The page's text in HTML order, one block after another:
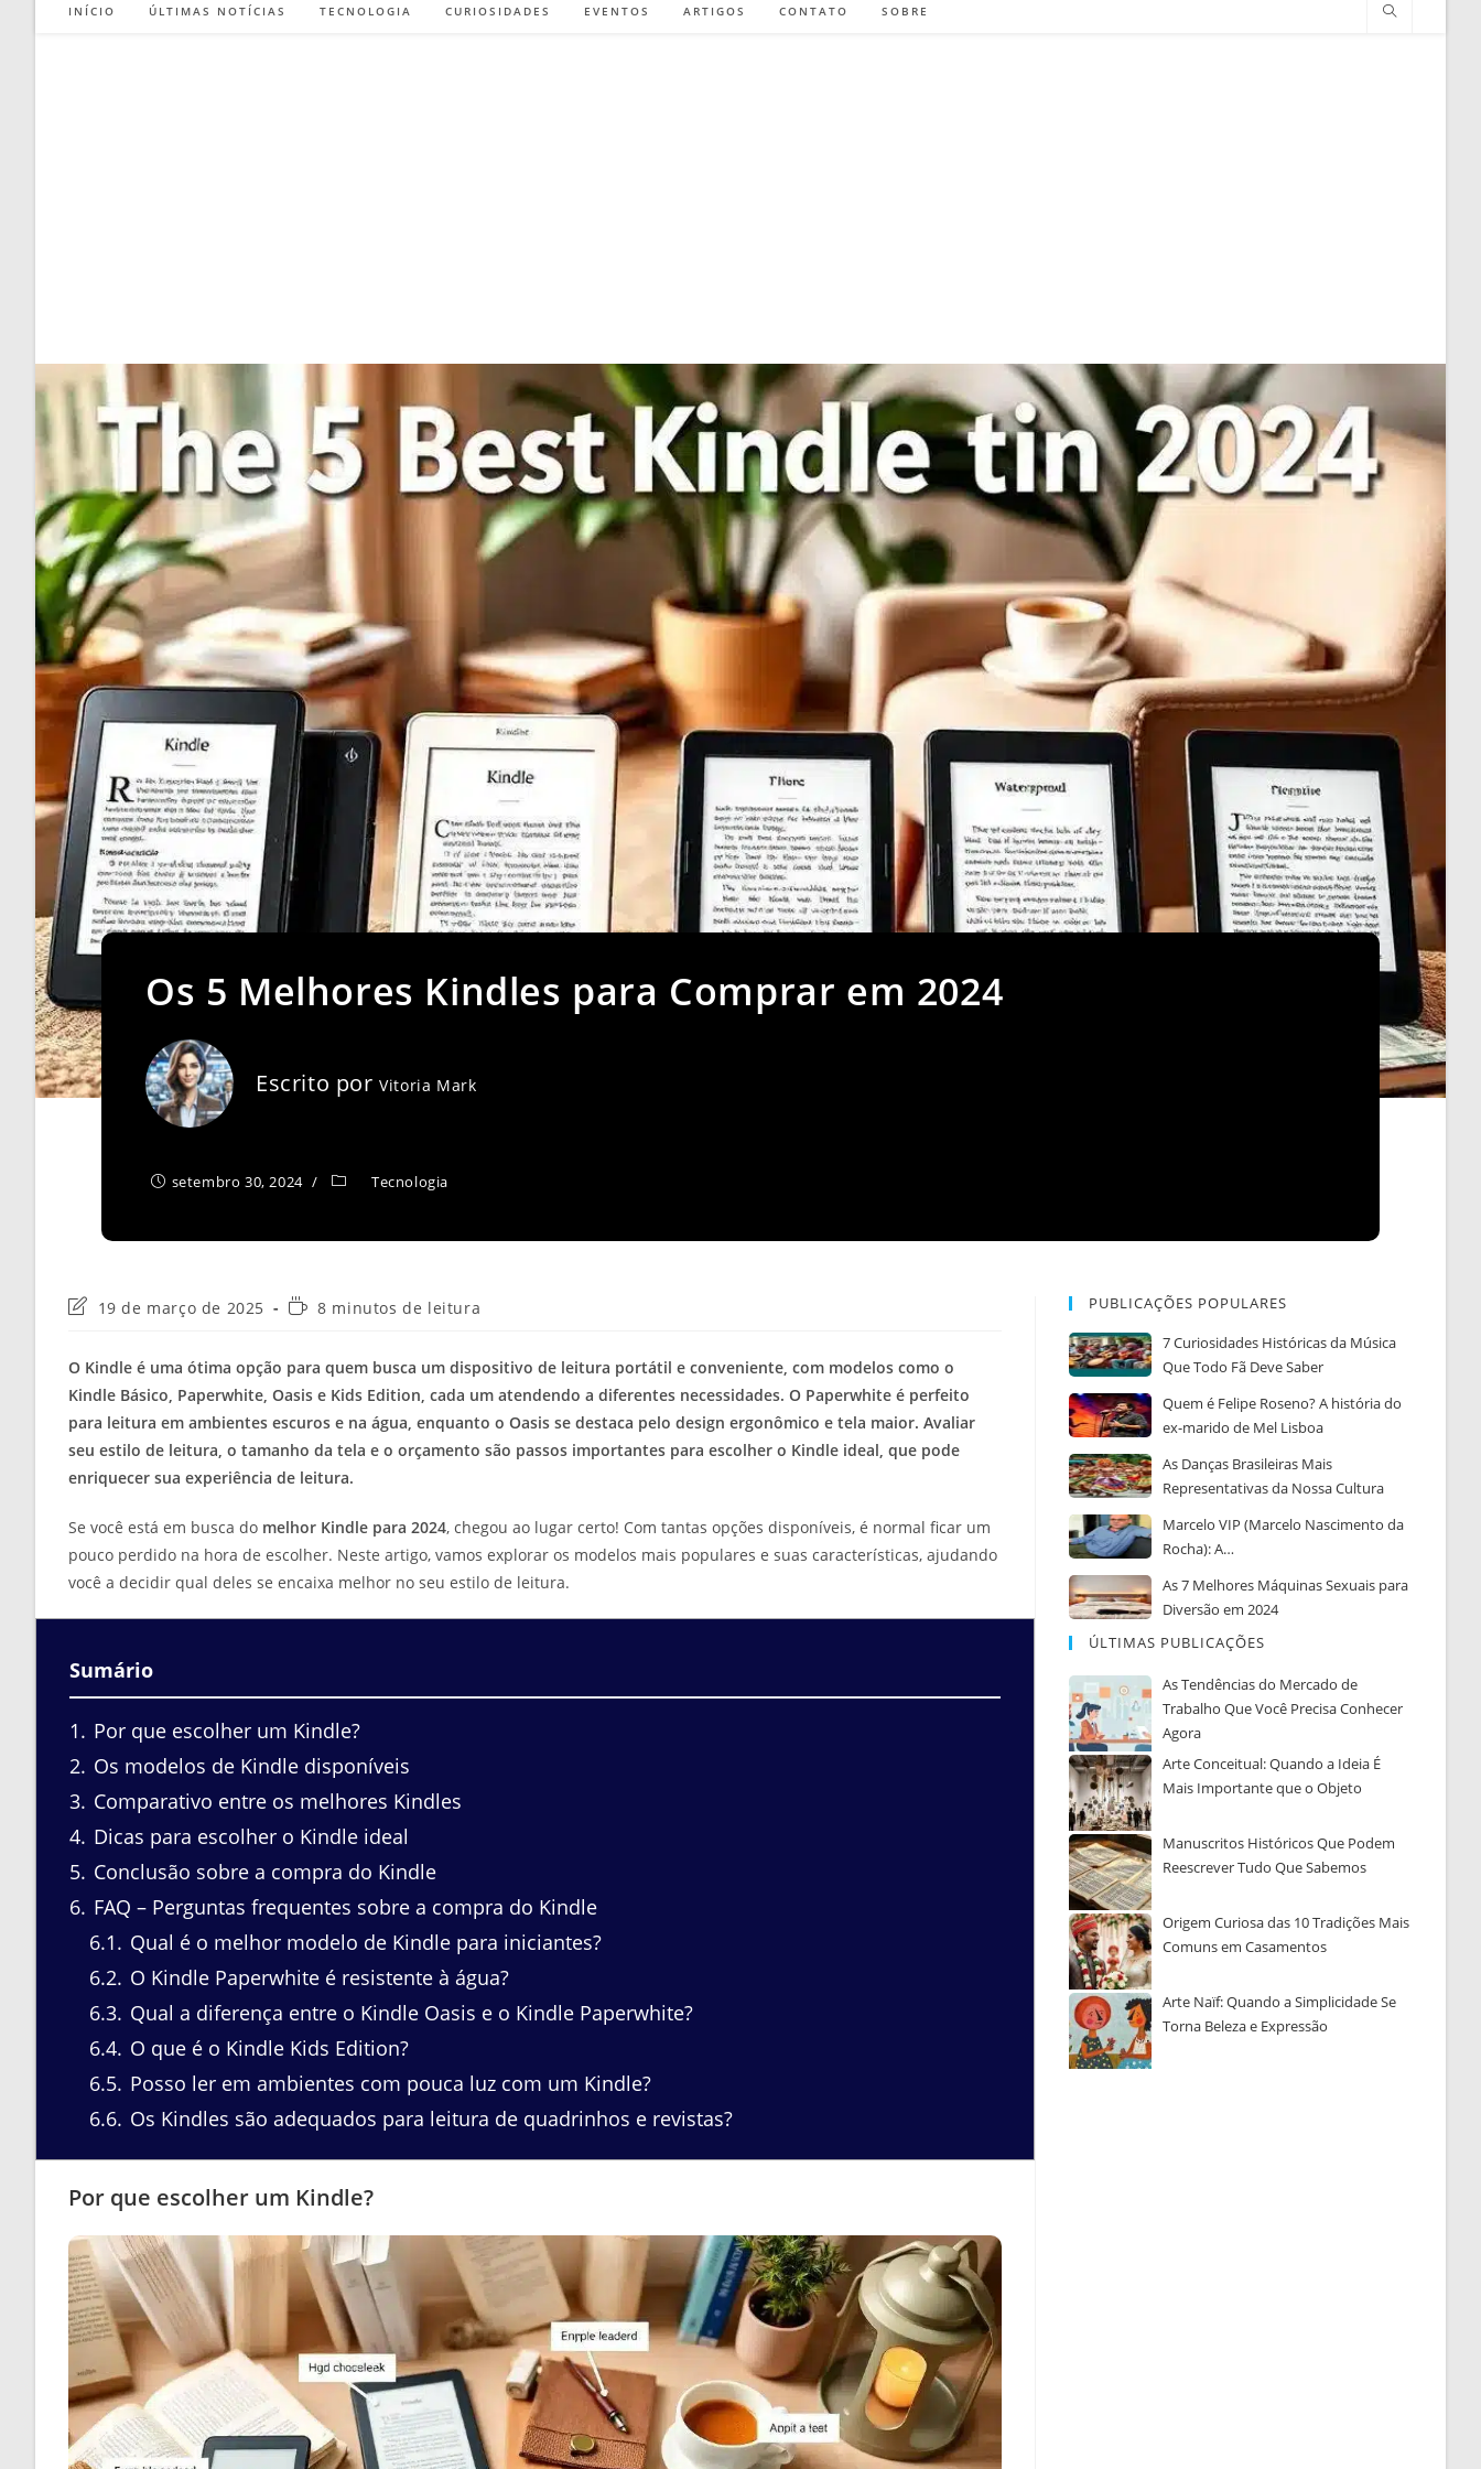
INÍCIO ÚLTIMAS NOTÍCIAS TECNOLOGIA CURIOSIDADES EVENTOS ARTIGOS CONTATO SOBRE
Os 5 Melhores Kindles para Comprar em 2024
Escrito porVitoria Mark
setembro 30, 2024 Tecnologia
Última
post:
19 de março de 2025
Tempo8 minutos de leitura
O Kindle é uma ótima opção para quem busca um dispositivo de leitura portátil e conveniente, com modelos como o
Kindle Básico, Paperwhite, Oasis e Kids Edition, cada um atendendo a diferentes necessidades. O Paperwhite é perfeito
para leitura em ambientes escuros e na água, enquanto o Oasis se destaca pelo design ergonômico e tela maior. Avaliar
seu estilo de leitura, o tamanho da tela e o orçamento são passos importantes para escolher o Kindle ideal, que pode
enriquecer sua experiência de leitura.
Se você está em busca do melhor Kindle para 2024, chegou ao lugar certo! Com tantas opções disponíveis, é normal ficar um
pouco perdido na hora de escolher. Neste artigo, vamos explorar os modelos mais populares e suas características, ajudando
você a decidir qual deles se encaixa melhor no seu estilo de leitura.
Sumário
1
Por que escolher um Kindle?
2 Os modelos de Kindle disponíveis
3 Comparativo entre os melhores Kindles
4 Dicas para escolher o Kindle ideal
5 Conclusão sobre a compra do Kindle
6 FAQ – Perguntas frequentes sobre a compra do Kindle
6.1
Qual é o melhor modelo de Kindle para iniciantes?
6.2 O Kindle Paperwhite é resistente à água?
6.3 Qual a diferença entre o Kindle Oasis e o Kindle Paperwhite?
6.4 O que é o Kindle Kids Edition?
6.5 Posso ler em ambientes com pouca luz com um Kindle?
6.6 Os Kindles são adequados para leitura de quadrinhos e revistas?
Por que escolher um Kindle?
PUBLICAÇÕES POPULARES
7 Curiosidades Históricas da Música
Que Todo Fã Deve Saber
Quem é Felipe Roseno? A história do
ex-marido de Mel Lisboa
As Danças Brasileiras Mais
Representativas da Nossa Cultura
Marcelo VIP (Marcelo Nascimento da
Rocha): A…
As 7 Melhores Máquinas Sexuais para
Diversão em 2024
ÚLTIMAS PUBLICAÇÕES
As Tendências do Mercado de
Trabalho Que Você Precisa Conhecer
Agora
Arte Conceitual: Quando a Ideia É
Mais Importante que o Objeto
Manuscritos Históricos Que Podem
Reescrever Tudo Que Sabemos
Origem Curiosa das 10 Tradições Mais
Comuns em Casamentos
Arte Naïf: Quando a Simplicidade Se
Torna Beleza e Expressão